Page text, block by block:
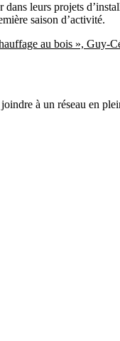
leurs projets
saison d’activité.
au bois »,
à un réseau en